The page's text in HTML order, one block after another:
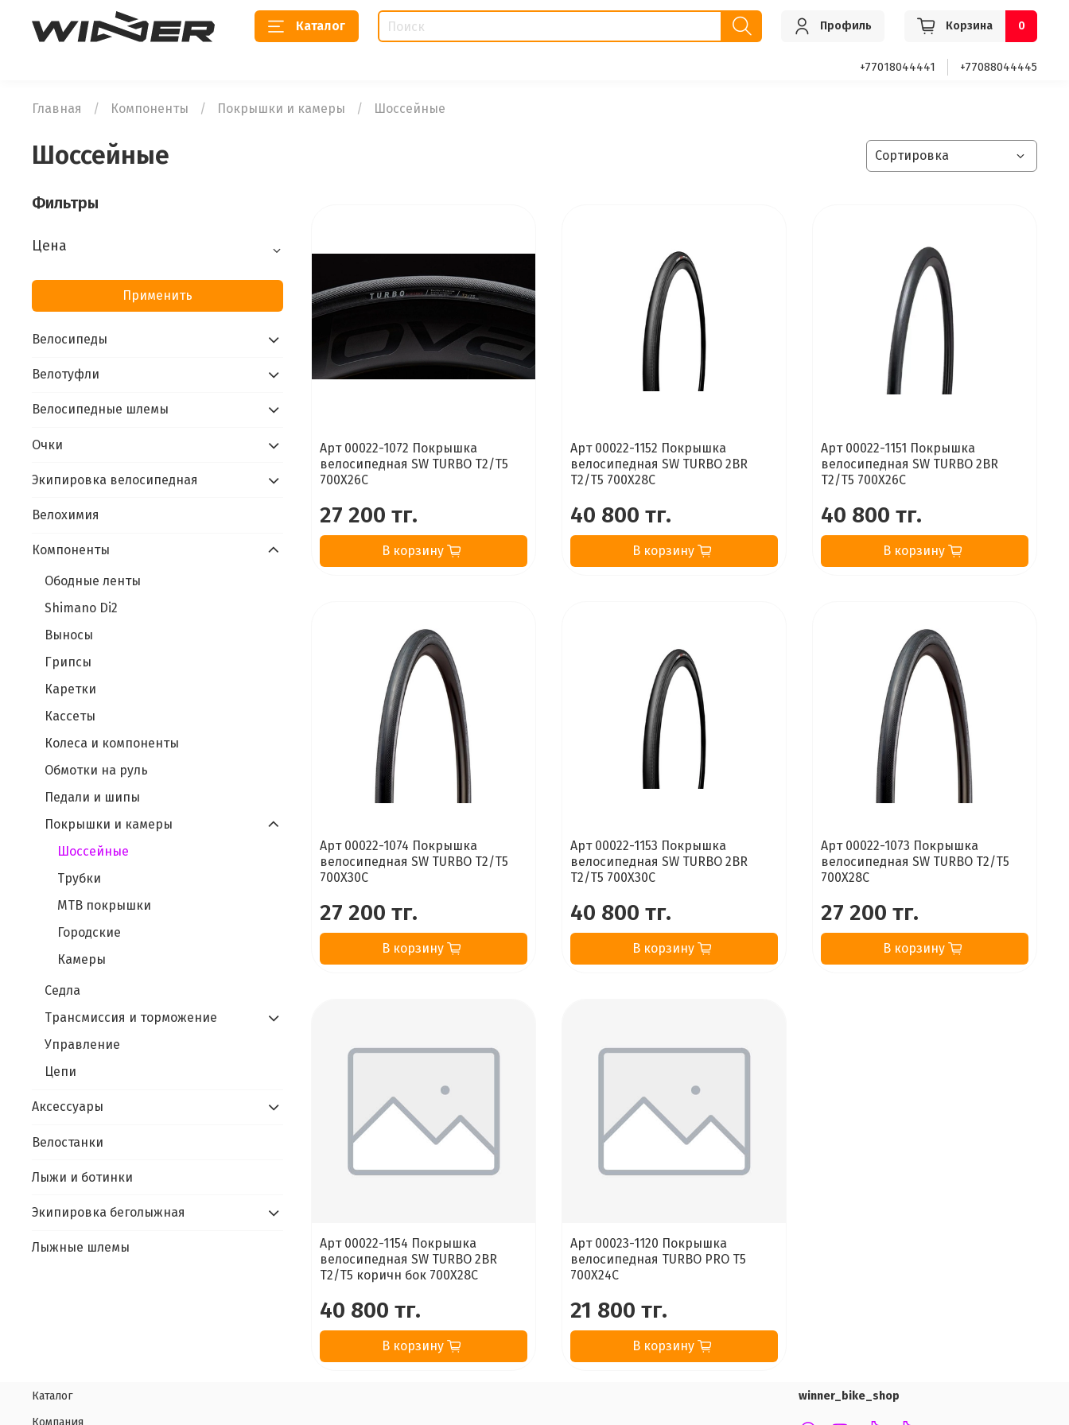
Каталог Профиль Корзина 0
+77018044441 +77088044445
Главная Компоненты Покрышки и камеры Шоссейные
Шоссейные
Арт 00022-1072 Покрышка
велосипедная SW TURBO T2/T5
700X26C
27 200 тг.
В корзину
Арт 00022-1152 Покрышка
велосипедная SW TURBO 2BR
T2/T5 700X28C
40 800 тг.
В корзину
Арт 00022-1151 Покрышка
велосипедная SW TURBO 2BR
T2/T5 700X26C
40 800 тг.
В корзину
Арт 00022-1074 Покрышка
велосипедная SW TURBO T2/T5
700X30C
27 200 тг.
В корзину
Арт 00022-1153 Покрышка
велосипедная SW TURBO 2BR
T2/T5 700X30C
40 800 тг.
В корзину
Арт 00022-1073 Покрышка
велосипедная SW TURBO T2/T5
700X28C
27 200 тг.
В корзину
Арт 00022-1154 Покрышка
велосипедная SW TURBO 2BR
T2/T5 коричн бок 700X28C
40 800 тг.
В корзину
Арт 00023-1120 Покрышка
велосипедная TURBO PRO T5
700X24C
21 800 тг.
В корзину
Фильтры
Цена
Применить
Велосипеды
Велотуфли
Велосипедные шлемы
Очки
Экипировка велосипедная
Велохимия
Компоненты
Ободные ленты
Shimano Di2
Выносы
Грипсы
Каретки
Кассеты
Колеса и компоненты
Обмотки на руль
Педали и шипы
Покрышки и камеры
Шоссейные
Трубки
MTB покрышки
Городские
Камеры
Седла
Трансмиссия и торможение
Управление
Цепи
Аксессуары
Велостанки
Лыжи и ботинки
Экипировка беголыжная
Лыжные шлемы
Каталог
Компания
winner_bike_shop